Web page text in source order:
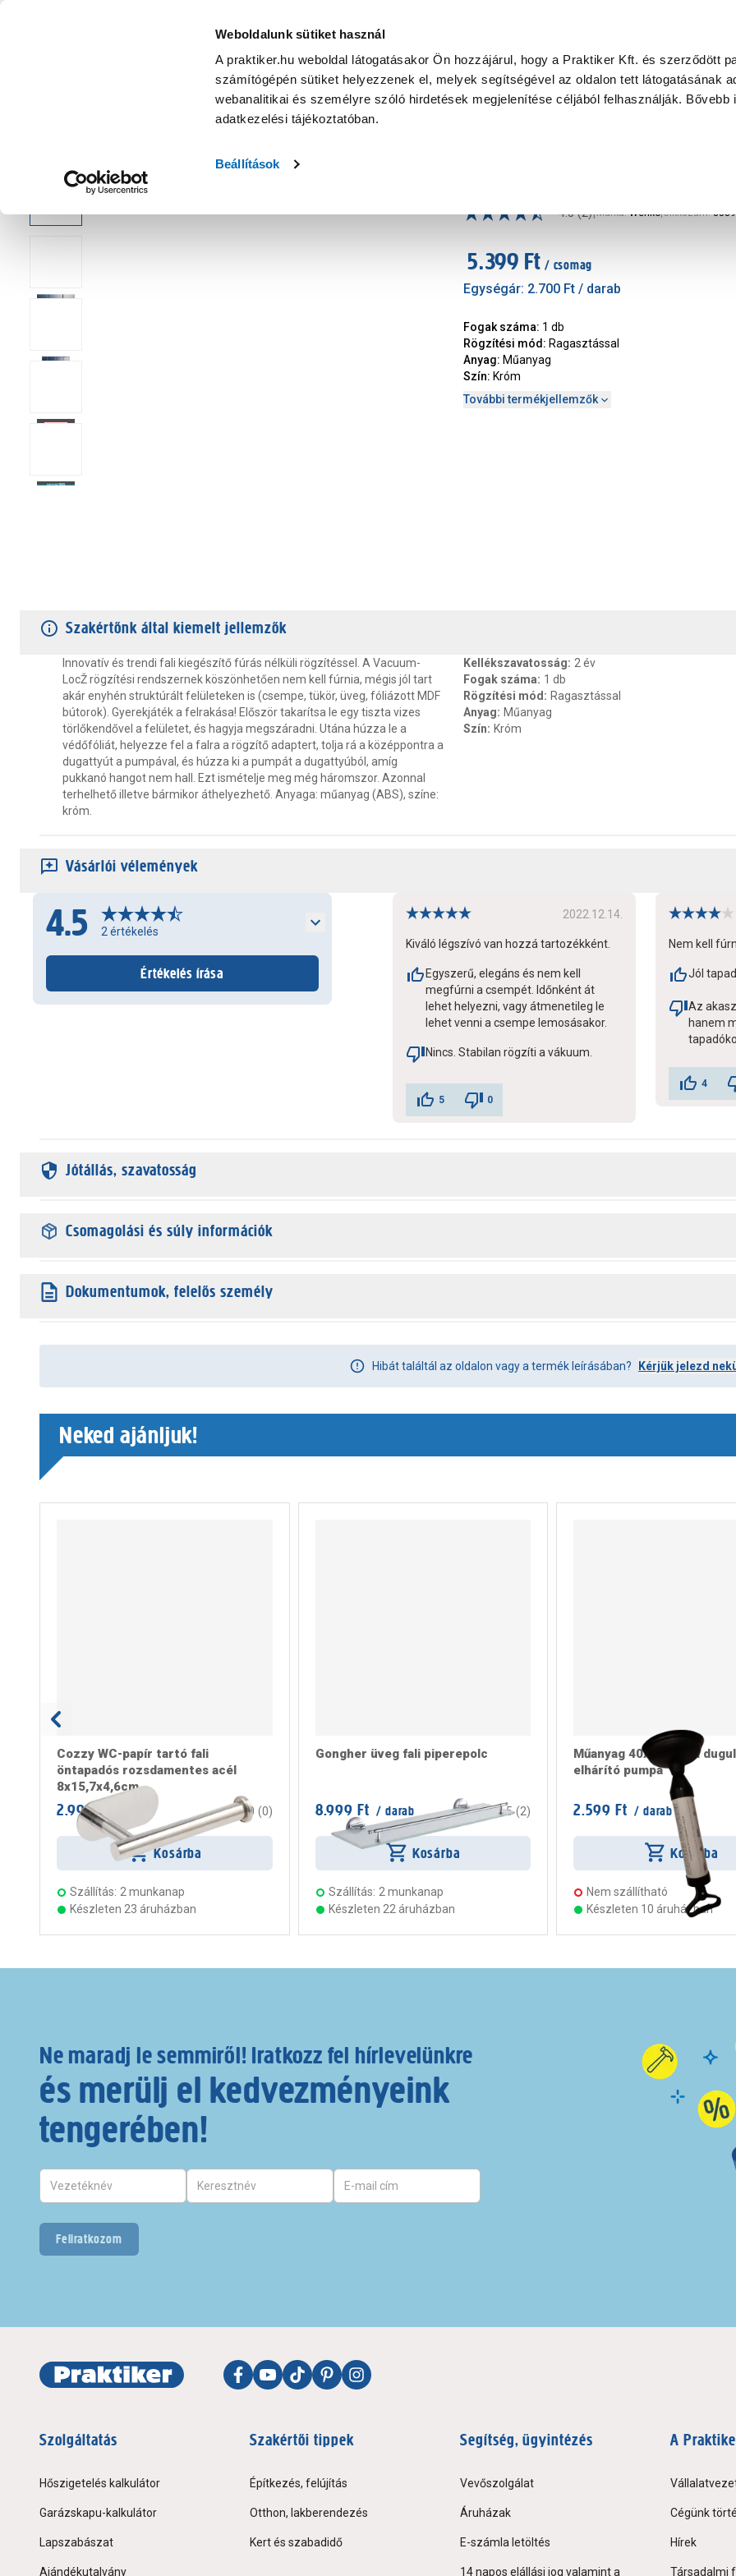
Weboldalunk sütiket használ
A praktiker.hu weboldal látogatásakor Ön hozzájárul, hogy a Praktiker Kft. és szerződött
számítógépén sütiket helyezzenek el, melyek segítségével az oldalon tett látogatásának
webanalitikai és személyre szóló hirdetések megjelenítése céljából felhasználják. Bővebb
adatkezelési tájékoztatóban.
Beállítások
KATEGÓRIÁK
Nyereményjáték Praktiker Professional Szakiajánló Ügyintézés és Információ
4.5 (2)|Márka: Wenko|Cikkszám:
5.399 Ft / csomag
Egységár: 2.700 Ft / darab
Fogak száma: 1 db
Rögzítési mód : Ragasztással
Anyag: Műanyag
Szín: Króm
További termékjellemzők
Szakértőnk által kiemelt jellemzők
Innovatív és trendi fali kiegészítő fúrás nélküli rögzítéssel. A Vacuum-
LocŽ rögzítési rendszernek köszönhetően nem kell fúrnia, mégis jól tart
akár enyhén struktúrált felületeken is (csempe, tükör, üveg, fóliázott MDF
bútorok). Gyerekjáték a felrakása! Először takarítsa le egy tiszta vizes
törlőkendővel a felületet, és hagyja megszáradni. Utána húzza le a
védőfóliát, helyezze fel a falra a rögzítő adaptert, tolja rá a középpontra a
dugattyút a pumpával, és húzza ki a pumpát a dugattyúból, amíg
pukkanó hangot nem hall. Ezt ismételje meg még háromszor. Azonnal
terhelhető illetve bármikor áthelyezhető. Anyaga: műanyag (ABS), színe:
króm.
Kellékszavatosság: 2 év
Fogak száma: 1 db
Rögzítési mód : Ragasztással
Anyag: Műanyag
Szín: Króm
Vásárlói vélemények
4.5 2 értékelés
Értékelés írása
2022.12.14.
Kiváló légszívó van hozzá tartozékként.
Egyszerű, elegáns és nem kell
megfúrni a csempét. Időnként át
lehet helyezni, vagy átmenetileg le
lehet venni a csempe lemosásakor.
Nincs. Stabilan rögzíti a vákuum.
5 0
Nem kell
Jól tapad
Az
hanem
4
Jótállás, szavatosság
Csomagolási és súly információk
Dokumentumok, felelős személy
Hibát találtál az oldalon vagy a termék leírásában? Kérjük jelezd
Neked ajánljuk!
Cozzy WC-papír tartó fali
öntapadós rozsdamentes acél
8x15,7x4,6cm
2.999 Ft / darab 0 (0)
Kosárba
Szállítás: 2 munkanap
Készleten 23 áruházban
Gongher üveg fali piperepolc
8.999 Ft / darab 4.5 (2)
Kosárba
Szállítás: 2 munkanap
Készleten 22 áruházban
Műanyag 40x16x7 cm
elhárító pumpa
2.599 Ft / darab
Kosárba
Nem szállítható
Készleten 10 áruházban
Ne maradj le semmiről! Iratkozz fel hírlevelünkre
és merülj el kedvezményeink
tengerében!
Feliratkozom
Szolgáltatás
Hőszigetelés kalkulátor
Garázskapu-kalkulátor
Lapszabászat
Ajándékutalvány
Szakértői tippek
Építkezés, felújítás
Otthon, lakberendezés
Kert és szabadidő
Segítség, ügyintézés
Vevőszolgálat
Áruházak
E-számla letöltés
14 napos elállási jog valamint a
A
Cégünk
Hírek
Társadalmi